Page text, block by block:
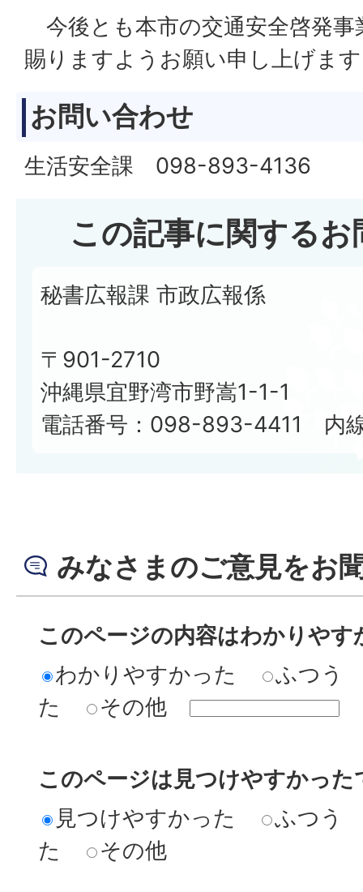
今後とも本市の交通安全啓発事
賜りますようお願い申し上げま
お問い合わせ
生活安全課 098-893-4136
この記事に関する
秘書広報課 市政広報係
〒901-2710
沖縄県宜野湾市野嵩1-1-1
電話番号：098-893-4411 内
みなさまのご意見をお
このページの内容はわかりやす
わかりやすかった
ふつう
た
その他
このページは見つけやすかった
見つけやすかった
ふつう
た
その他